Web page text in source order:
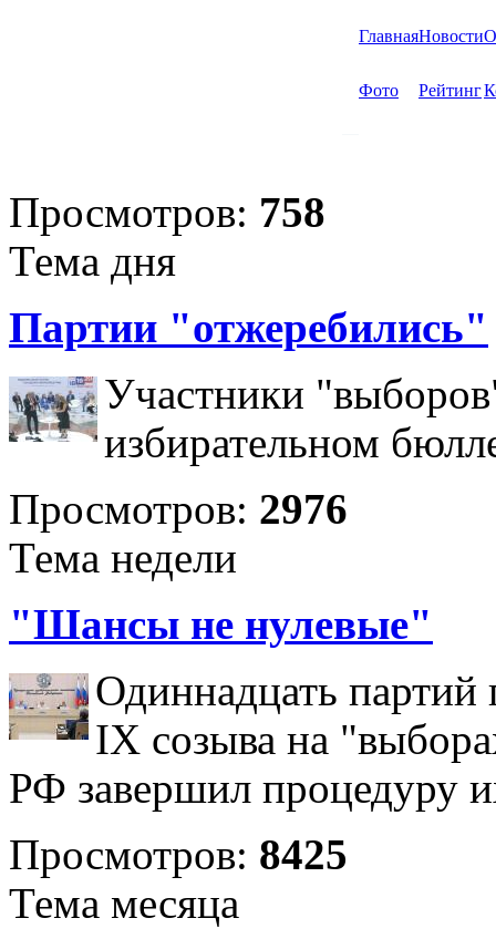
ГлавнаяНовости
Фото Рейтинг
Просмотров: 758
Тема дня
Партии "отжеребились"
Участники
избирательном
Просмотров: 2976
Тема недели
"Шансы не нулевые"
Одиннадцать партий
IX созыва на
РФ завершил процедуру
Просмотров: 8425
Тема месяца